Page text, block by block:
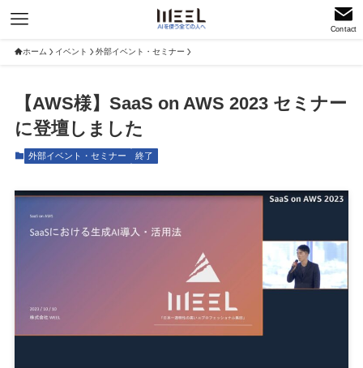
Contact
ホーム イベント 外部イベント・セミナー
【AWS様】SaaS on AWS 2023 セミナー
に登壇しました
外部イベント・セミナー 終了